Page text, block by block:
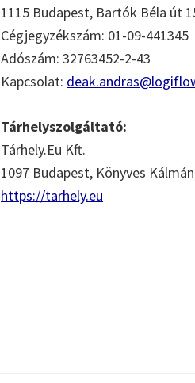
1115 Budapest, Bartók Béla út
Cégjegyzékszám: 01-09-441345
Adószám: 32763452-2-43
Kapcsolat:
Tárhelyszolgáltató:
Tárhely.Eu Kft.
1097 Budapest, Könyves
https://tarhely.eu